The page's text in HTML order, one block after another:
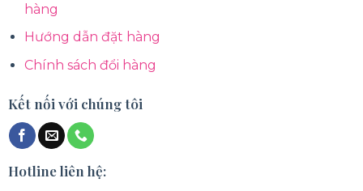
hàng
Hướng dẫn đặt hàng
Chính sách đổi hàng
Kết nối với chúng tôi
Hotline liên hệ: